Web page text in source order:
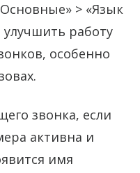
> «Язык
улучшить работу
особенно
звонка, если
активна и
имя